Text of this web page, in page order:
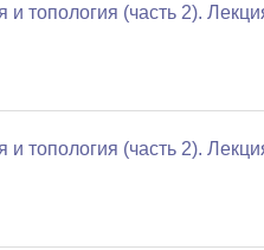
и топология (часть 2).
и топология (часть 2).